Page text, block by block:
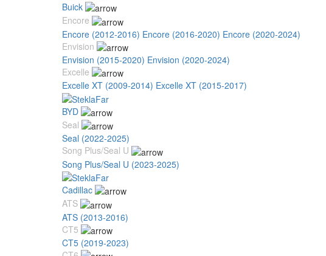
Buick
Encore
Encore (2012-2016) Encore (2016-2020) Encore (2020-2024)
Envision
Envision (2015-2020) Envision (2020-2024)
Excelle
Excelle XT (2009-2014) Excelle XT (2015-2017)
BYD
Seal
Seal (2022-2025)
Song Plus/Seal U
Song Plus/Seal U (2023-2025)
Cadillac
ATS
ATS (2013-2016)
CT5
CT5 (2019-2023)